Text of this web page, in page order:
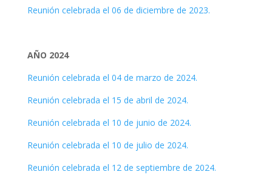
Reunión celebrada el 06 de diciembre de 2023.
AÑO 2024
Reunión celebrada el 04 de marzo de 2024.
Reunión celebrada el 15 de abril de 2024.
Reunión celebrada el 10 de junio de 2024.
Reunión celebrada el 10 de julio de 2024.
Reunión celebrada el 12 de septiembre de 2024.